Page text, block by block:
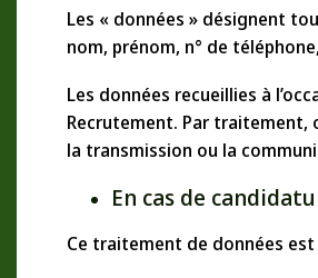
Les « données » désignent
nom, prénom, n° de
Les données recueillies à
Recrutement. Par traitement,
la transmission ou la
En cas de
Ce traitement de données